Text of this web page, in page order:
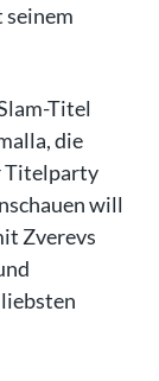
seinem
Titel
die
Titelparty
will
Zverevs